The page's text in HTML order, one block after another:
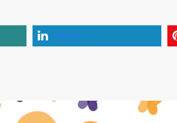
mitteilen